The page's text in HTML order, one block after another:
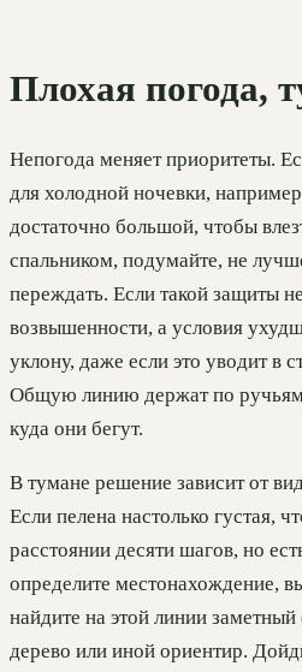
Плохая погода,
Непогода меняет приоритеты.
для холодной ночевки,
достаточно большой, чтобы
спальником, подумайте, не
переждать. Если такой защиты
возвышенности, а условия
уклону, даже если это уводит в
Общую линию держат по
куда они бегут.
В тумане решение зависит от
Если пелена настолько густая,
расстоянии десяти шагов, но
определите местонахождение,
найдите на этой линии
дерево или иной ориентир.